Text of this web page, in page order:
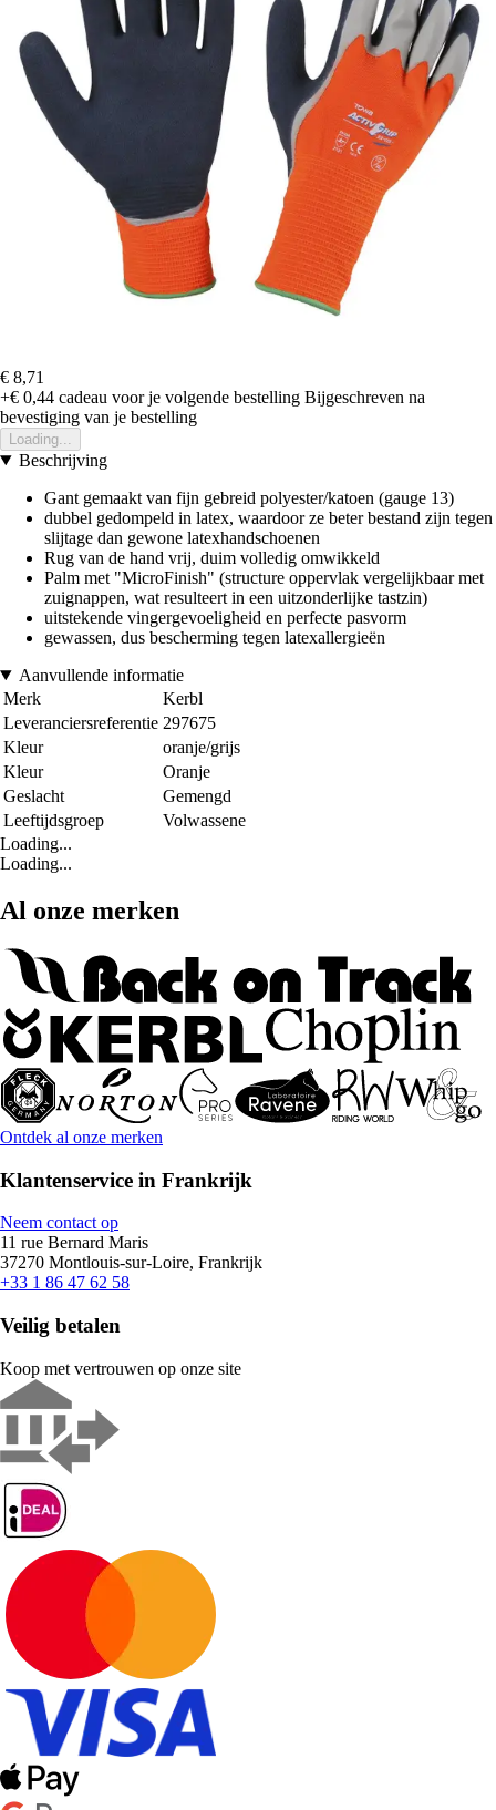
€ 8,71
+€ 0,44 cadeau voor je volgende bestelling Bijgeschreven na
bevestiging van je bestelling
Loading...
Beschrijving
Gant gemaakt van fijn gebreid polyester/katoen (gauge 13)
dubbel gedompeld in latex, waardoor ze beter bestand zijn tegen
slijtage dan gewone latexhandschoenen
Rug van de hand vrij, duim volledig omwikkeld
Palm met "MicroFinish" (structure oppervlak vergelijkbaar met
zuignappen, wat resulteert in een uitzonderlijke tastzin)
uitstekende vingergevoeligheid en perfecte pasvorm
gewassen, dus bescherming tegen latexallergieën
Aanvullende informatie
Merk
Kerbl
Leveranciersreferentie 297675
Kleur
oranje/grijs
Kleur
Oranje
Geslacht
Gemengd
Leeftijdsgroep
Volwassene
Loading...
Loading...
Al onze merken
Ontdek al onze merken
Klantenservice in Frankrijk
Neem contact op
11 rue Bernard Maris
37270 Montlouis-sur-Loire, Frankrijk
+33 1 86 47 62 58
Veilig betalen
Koop met vertrouwen op onze site